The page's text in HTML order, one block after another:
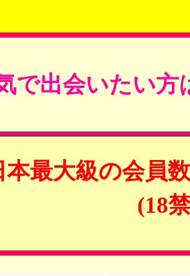
で出会いたい方
最大級の会員
(18